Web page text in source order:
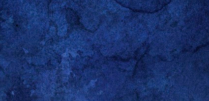
los Sexosque no sea la producida por Venevisión Continental es una
litigio, las guerras se ganan y se pierden, pero nunca falta quién se
de que las negociaciones más interesantes son las que ocurren
en el sofá y en las mesas del comedor. En los alegatos de
de la cama. Y, muy especialmente, en esos insondables acuerdos
participan en ellos. Lo único que llega hasta el mundo de afuera (mi
que cada partícipe decide poner en circulación.
sentido. Mi antiguo estudiante no me escribió para contarme los
fue para “quejarse” de que lo habían hecho cancelar sus planes